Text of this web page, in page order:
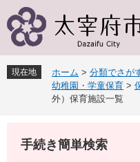
ー
先
頭
ニ
を
飛
現在地 ホーム > 分類でさが
幼稚園・学童保育 >
外）保育施設一覧
手続き簡単検索